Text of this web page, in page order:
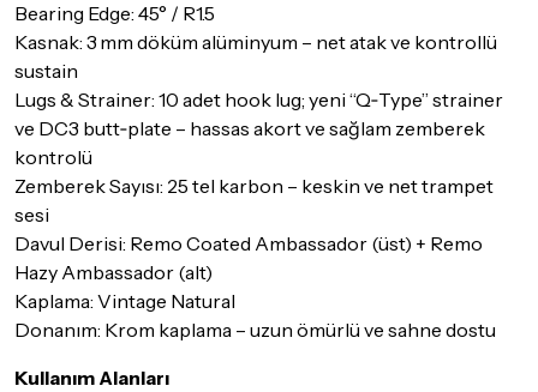
Bearing Edge: 45° / R1.5
Kasnak: 3 mm döküm alüminyum – net atak ve kontrollü
sustain
Lugs & Strainer: 10 adet hook lug; yeni “Q‑Type” strainer
ve DC3 butt‑plate – hassas akort ve sağlam zemberek
kontrolü
Zemberek Sayısı: 25 tel karbon – keskin ve net trampet
sesi
Davul Derisi: Remo Coated Ambassador (üst) + Remo
Hazy Ambassador (alt)
Kaplama: Vintage Natural
Donanım: Krom kaplama – uzun ömürlü ve sahne dostu
Kullanım Alanları